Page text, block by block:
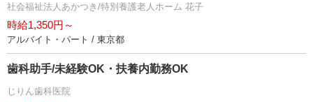
社会福祉法人あかつき/特別養護老人ホーム 花子
時給1,350円～
アルバイト・パート / 東京都
歯科助手/未経験OK・扶養内勤務OK
じりん歯科医院